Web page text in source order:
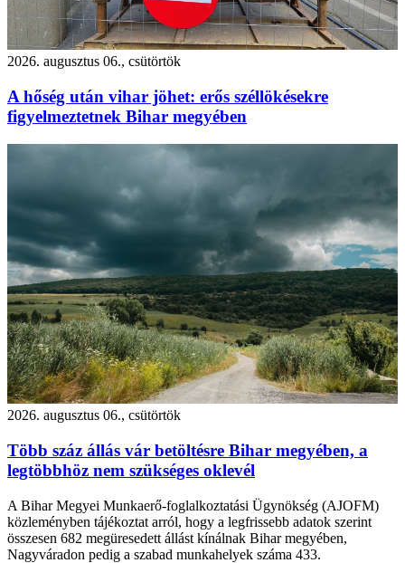
2026. augusztus 06., csütörtök
A hőség után vihar jöhet: erős széllökésekre
figyelmeztetnek Bihar megyében
2026. augusztus 06., csütörtök
Több száz állás vár betöltésre Bihar megyében, a
legtöbbhöz nem szükséges oklevél
A Bihar Megyei Munkaerő-foglalkoztatási Ügynökség (AJOFM)
közleményben tájékoztat arról, hogy a legfrissebb adatok szerint
összesen 682 megüresedett állást kínálnak Bihar megyében,
Nagyváradon pedig a szabad munkahelyek száma 433.